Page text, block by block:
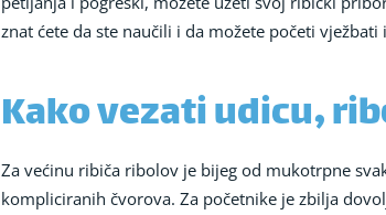
znat ćete da ste naučili i da možete početi
Kako vezati udicu,
Za većinu ribiča ribolov je bijeg od mukotrpne
kompliciranih čvorova. Za početnike je zbilja